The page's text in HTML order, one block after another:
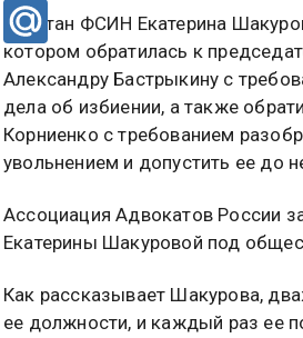
Капитан ФСИН Екатерина
котором обратилась к
Александру Бастрыкину с
дела об избиении, а также
Корниенко с требованием
увольнением и допустить ее до
Ассоциация Адвокатов России
Екатерины Шакуровой под
Как рассказывает Шакурова,
ее должности, и каждый раз ее